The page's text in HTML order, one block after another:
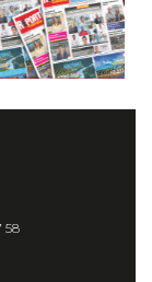
58